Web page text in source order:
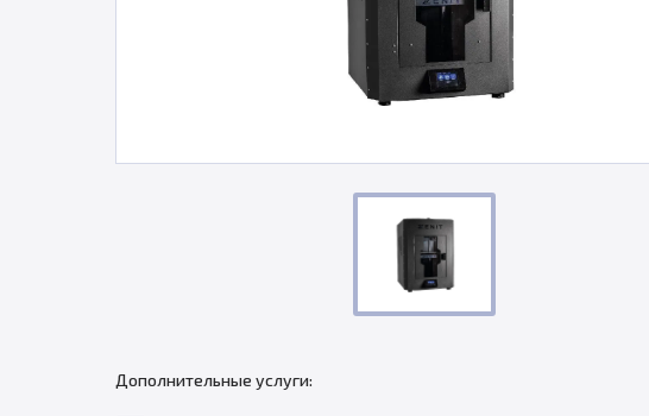
Дополнительные услуги: